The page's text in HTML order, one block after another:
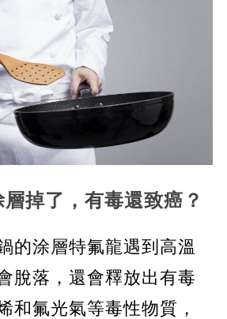
掉了，有毒還致癌？
的涂層特氟龍遇到高溫
脫落，還會釋放出有毒
和氟光氣等毒性物質，